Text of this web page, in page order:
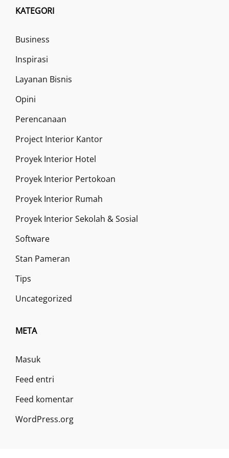
KATEGORI
Business
Inspirasi
Layanan Bisnis
Opini
Perencanaan
Project Interior Kantor
Proyek Interior Hotel
Proyek Interior Pertokoan
Proyek Interior Rumah
Proyek Interior Sekolah & Sosial
Software
Stan Pameran
Tips
Uncategorized
META
Masuk
Feed entri
Feed komentar
WordPress.org